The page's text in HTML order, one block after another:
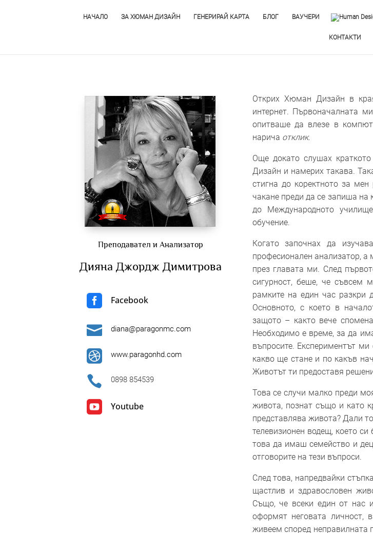
НАЧАЛО ЗА ХЮМАН ДИЗАЙН ГЕНЕРИРАЙ КАРТА БЛОГ ВАУЧЕРИ
КОНТАКТИ
Преподавател и Анализатор
Дияна Джордж Димитрова
 Facebook
 diana@paragonmc.com
 www.paragonhd.com
 0898 854539
 Youtube
Открих Хюман Дизайн в
интернет. Първоначалната
опитваше да влезе в
нарича отклик.
​Още докато слушах
Дизайн и намерих такава.
стигна до коректното за
чакане преди да се запиша на
до Международното
обучение.
​Когато започнах да
професионален анализатор,
през главата ми. След
сигурност, беше, че съвсем
рамките на един час разкри
Основното, с което в
защото – както вече
Необходимо е време, за да
въпросите. Експериментът
какво ще стане и по какъв
Животът ти предоставя
​Това се случи малко преди
живота, познат също и като
представлява живота? Дали
телевизионен водещ, което
това да имаш семейство и
отговорите на тези въпроси.
​След това, напредвайки
щастлив и здравословен
Също, че всеки един от нас
оформят неговата личност,
живеем според неправилната